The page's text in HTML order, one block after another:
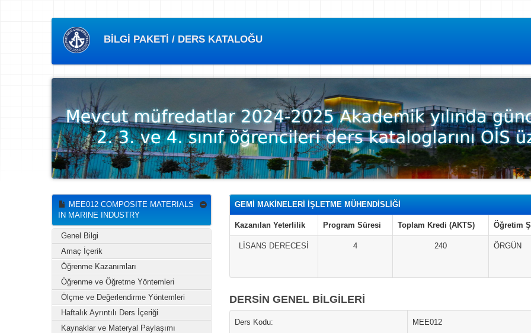
BİLGİ PAKETİ / DERS KATALOĞU
MEE012 COMPOSITE MATERIALS
IN MARINE INDUSTRY
Genel Bilgi
Amaç İçerik
Öğrenme Kazanımları
Öğrenme ve Öğretme Yöntemleri
Ölçme ve Değerlendirme Yöntemleri
Haftalık Ayrıntılı Ders İçeriği
Kaynaklar ve Materyal Paylaşımı
GEMİ MAKİNELERİ İŞLETME MÜHENDİSLİĞİ
Kazanılan Yeterlilik Program Süresi Toplam Kredi (AKTS) Öğretim
LİSANS DERECESİ 4 240 ÖRGÜN
DERSİN GENEL BİLGİLERİ
Ders Kodu: MEE012